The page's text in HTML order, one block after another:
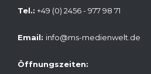
Tel.: +49 (0) 2456 - 977 98 71
Email: info@ms-medienwelt.de
Öffnungszeiten: